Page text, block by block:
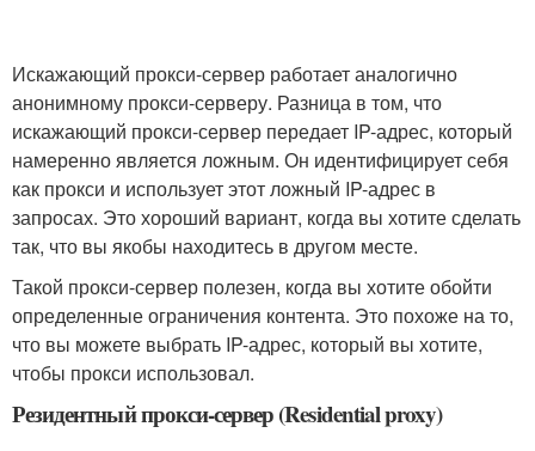
Искажающий прокси-сервер работает аналогично
анонимному прокси-серверу. Разница в том, что
искажающий прокси-сервер передает IP-адрес, который
намеренно является ложным. Он идентифицирует себя
как прокси и использует этот ложный IP-адрес в
запросах. Это хороший вариант, когда вы хотите сделать
так, что вы якобы находитесь в другом месте.
Такой прокси-сервер полезен, когда вы хотите обойти
определенные ограничения контента. Это похоже на то,
что вы можете выбрать IP-адрес, который вы хотите,
чтобы прокси использовал.
Резидентный прокси-сервер (Residential proxy)